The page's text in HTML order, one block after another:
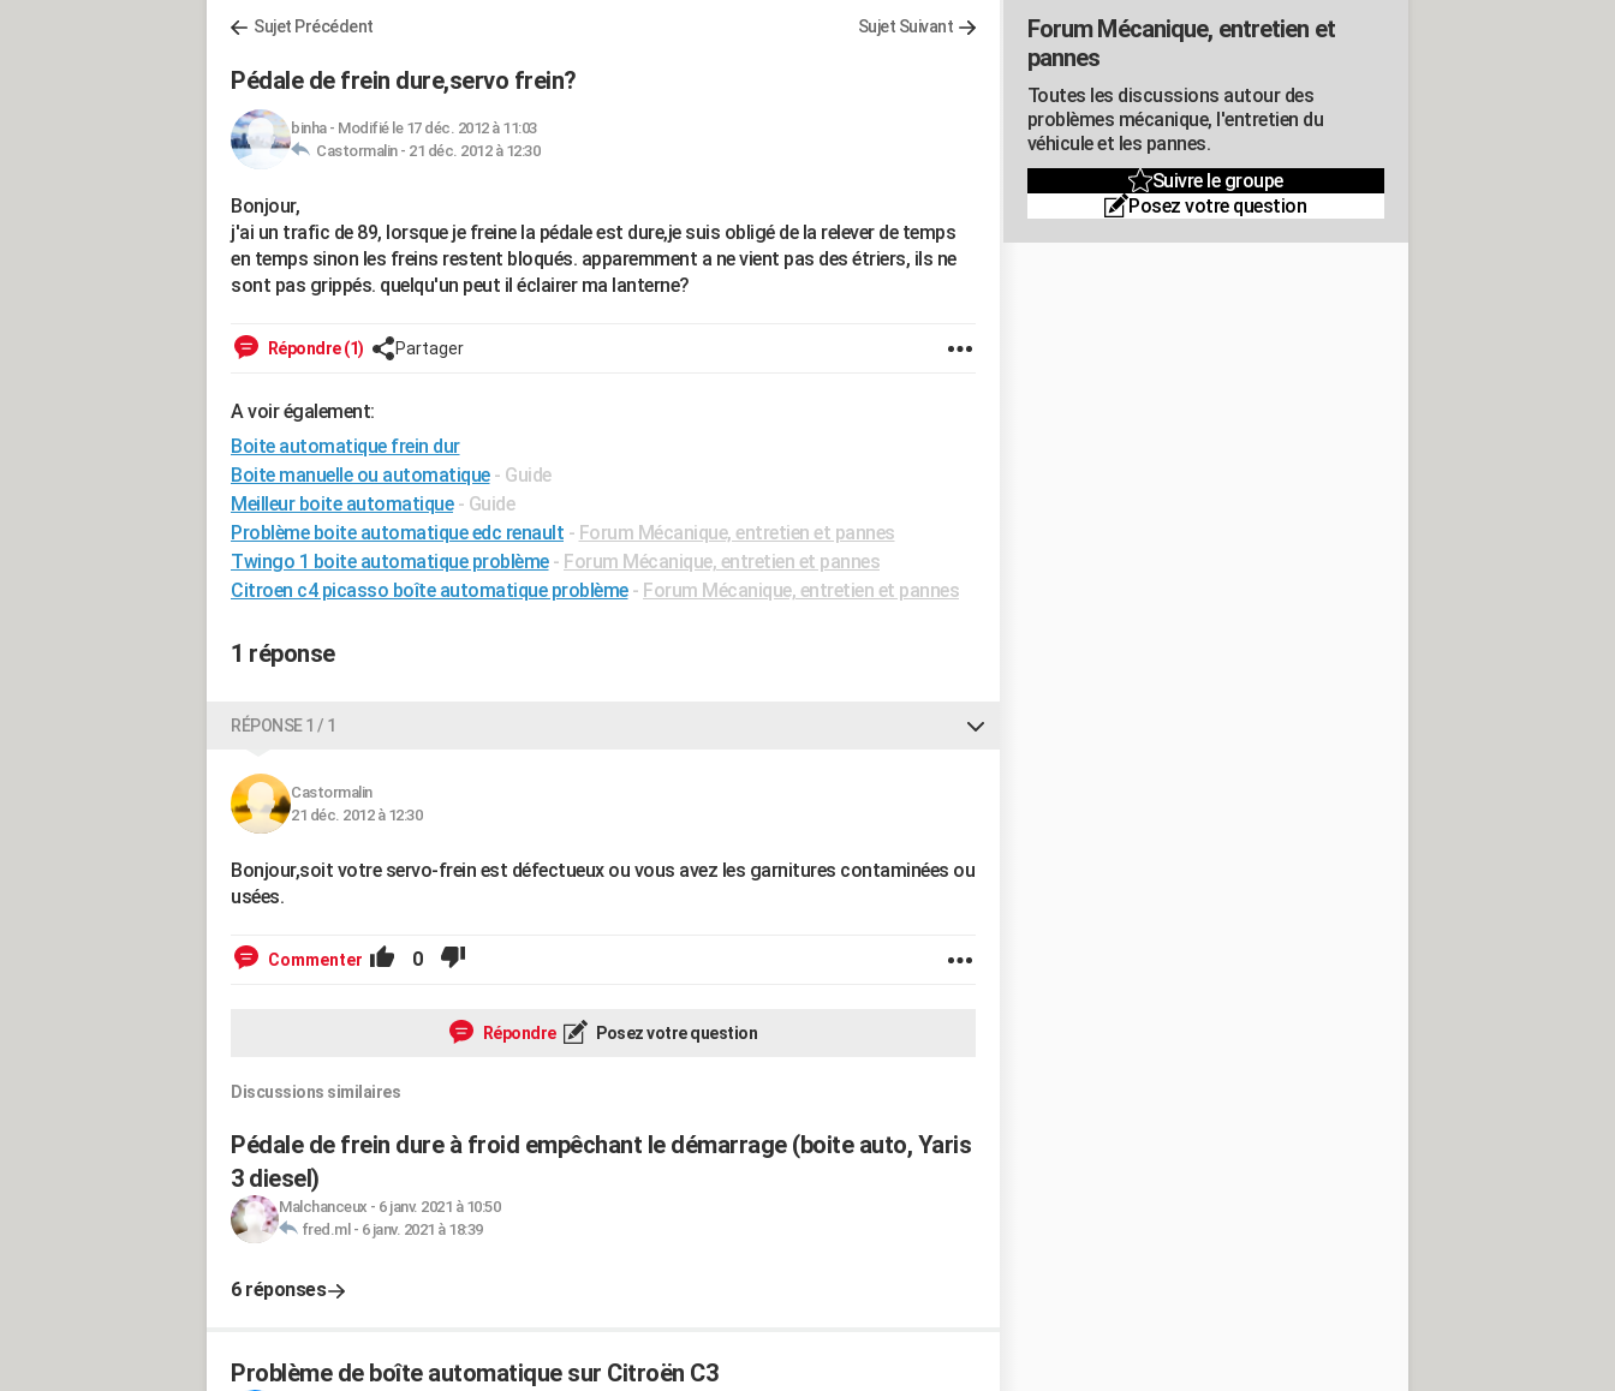
Sujet Précédent Sujet Suivant
Pédale de frein dure,servo frein?
binha- Modifié le 17 déc. 2012 à 11:03
Castormalin - 21 déc. 2012 à 12:30
Bonjour,
j'ai un trafic de 89, lorsque je freine la pédale est dure,je suis obligé de la relever de temps
en temps sinon les freins restent bloqués. apparemment a ne vient pas des étriers, ils ne
sont pas grippés. quelqu'un peut il éclairer ma lanterne?
Répondre (1) Partager
A voir également:
Boite automatique frein dur
Boite manuelle ou automatique - Guide
Meilleur boite automatique - Guide
Problème boite automatique edc renault - Forum Mécanique, entretien et pannes
Twingo 1 boite automatique problème - Forum Mécanique, entretien et pannes
Citroen c4 picasso boîte automatique problème - Forum Mécanique, entretien et pannes
1 réponse
RÉPONSE 1 / 1
Castormalin
21 déc. 2012 à 12:30
Bonjour,soit votre servo-frein est défectueux ou vous avez les garnitures contaminées ou
usées.
Commenter 0
Répondre Posez votre question
Discussions similaires
Pédale de frein dure à froid empêchant le démarrage (boite auto, Yaris
3 diesel)
Malchanceux - 6 janv. 2021 à 10:50
fred.ml - 6 janv. 2021 à 18:39
6 réponses
Problème de boîte automatique sur Citroën C3
Forum Mécanique, entretien et
pannes
Toutes les discussions autour des
problèmes mécanique, l'entretien du
véhicule et les pannes.
Suivre le groupe
Posez votre question